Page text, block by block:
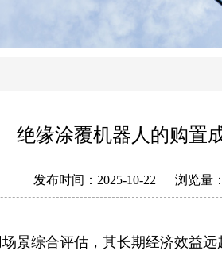
绝缘涂覆机器人的购置
发布时间： 2025-10-22 浏览量：
景综合评估，其长期经济效益远